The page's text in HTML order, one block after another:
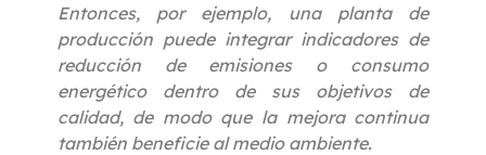
Entonces, por ejemplo, una planta de
producción puede integrar indicadores de
reducción de emisiones o consumo
energético dentro de sus objetivos de
calidad, de modo que la mejora continua
también beneficie al medio ambiente.